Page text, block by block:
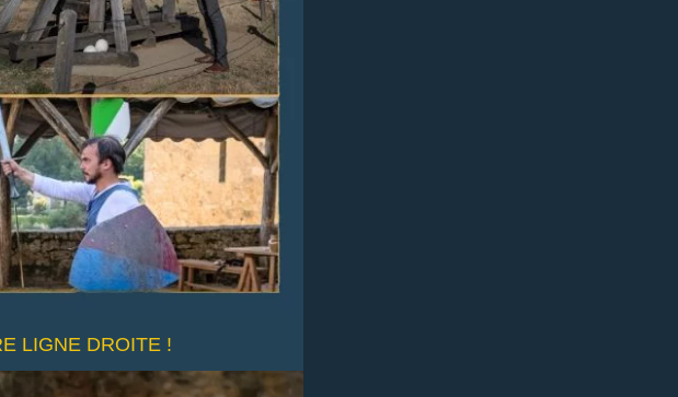
LIGNE DROITE !